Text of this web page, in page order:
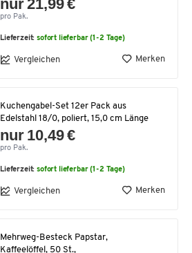
nur 21,99 €
pro Pak.
Lieferzeit:sofort lieferbar (1-2 Tage)
Vergleichen Merken
Kuchengabel-Set 12er Pack aus
Edelstahl 18/0, poliert, 15,0 cm Länge
nur 10,49 €
pro Pak.
Lieferzeit:sofort lieferbar (1-2 Tage)
Vergleichen Merken
Mehrweg-Besteck Papstar,
Kaffeelöffel, 50 St.,